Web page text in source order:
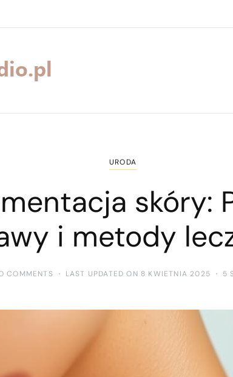
URODA
skóry:
i metody
COMMENTS LAST UPDATED ON 8 KWIETNIA 2025 5